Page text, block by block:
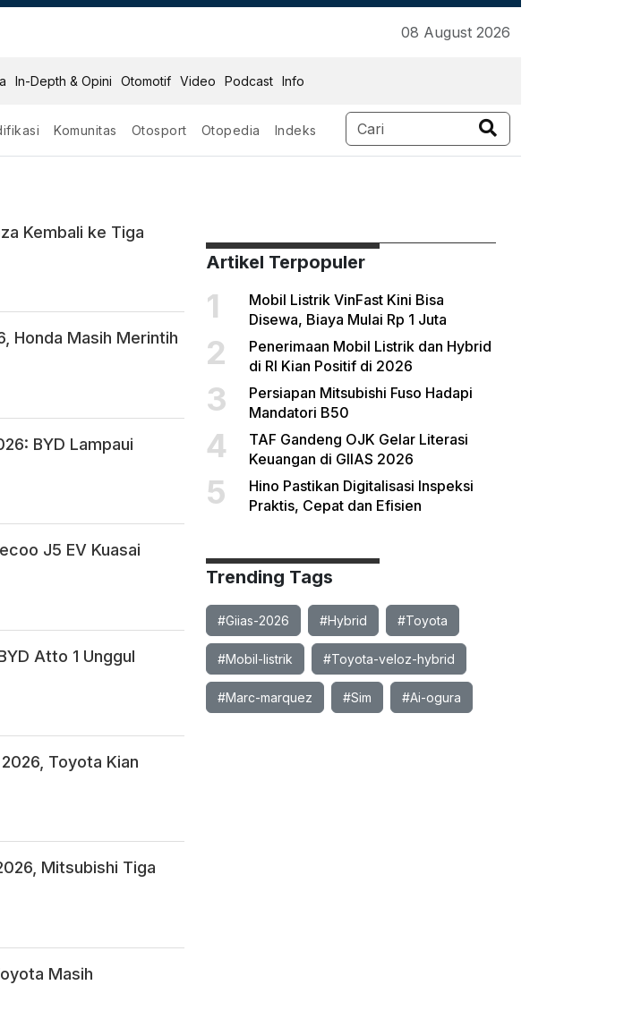
08 August 2026
In-Depth & Opini Otomotif Video Podcast Info
Komunitas Otosport Otopedia Indeks
Kembali ke Tiga
Honda Masih Merintih
BYD Lampaui
J5 EV Kuasai
Atto 1 Unggul
Toyota Kian
Mitsubishi Tiga
Masih
Artikel Terpopuler
1
Mobil Listrik VinFast Kini Bisa
Disewa, Biaya Mulai Rp 1 Juta
2
Penerimaan Mobil Listrik dan Hybrid
di RI Kian Positif di 2026
3
Persiapan Mitsubishi Fuso Hadapi
Mandatori B50
4
TAF Gandeng OJK Gelar Literasi
Keuangan di GIIAS 2026
5
Hino Pastikan Digitalisasi Inspeksi
Praktis, Cepat dan Efisien
Trending Tags
#Giias-2026 #Hybrid #Toyota
#Mobil-listrik #Toyota-veloz-hybrid
#Marc-marquez #Sim #Ai-ogura